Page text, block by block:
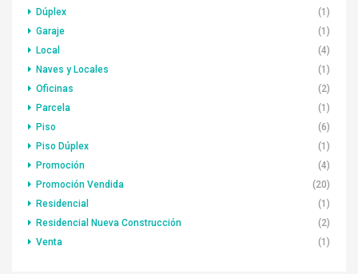
Dúplex
(1)
Garaje
(1)
Local
(4)
Naves y Locales
(1)
Oficinas
(2)
Parcela
(1)
Piso
(6)
Piso Dúplex
(1)
Promoción
(4)
Promoción Vendida
(20)
Residencial
(1)
Residencial Nueva Construcción
(2)
Venta
(1)